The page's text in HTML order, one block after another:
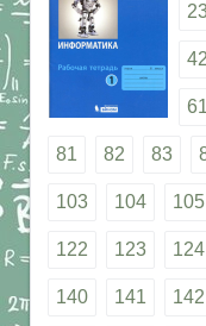
42
61
81 82 83
103 104 105
122 123 124
140 141 142